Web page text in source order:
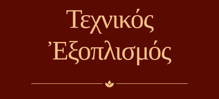
Τεχνικός
Ἐξοπλισμός